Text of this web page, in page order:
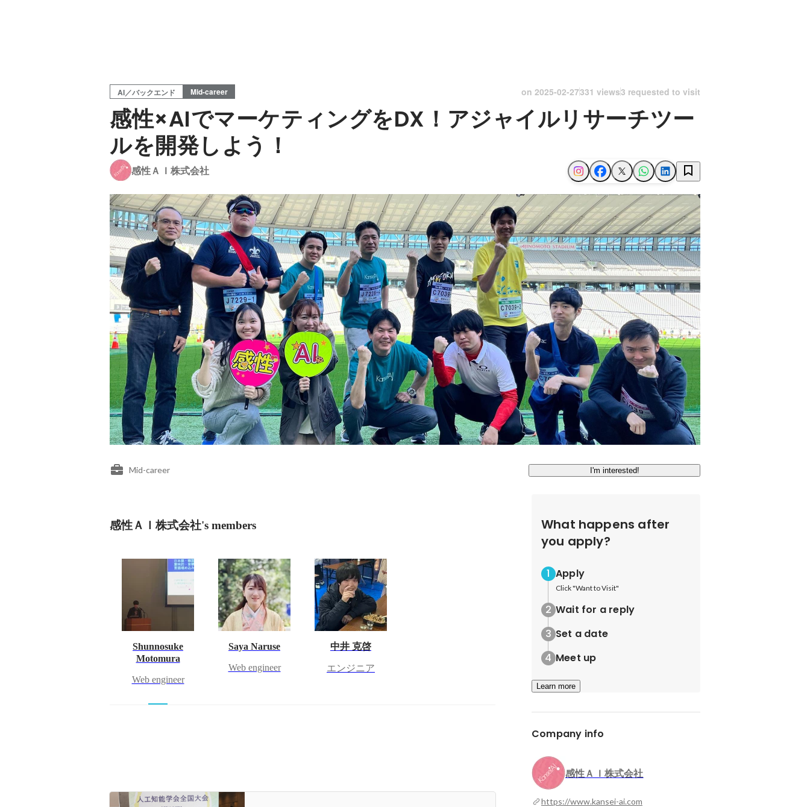
AI／バックエンド Mid-career on 2025-02-27331 views3 requested to visit
感性×AIでマーケティングをDX！アジャイルリサーチツー
ルを開発しよう！
感性ＡＩ株式会社
Mid-career I'm interested!
感性ＡＩ株式会社's members
Shunnosuke
Motomura
Web engineer
Saya Naruse
Web engineer
中井 克啓
エンジニア
What happens after
you apply?
Apply
Click "Want to Visit"
Wait for a reply
Set a date
Meet up
Learn more
Company info
感性ＡＩ株式会社
https://www.kansei-ai.com